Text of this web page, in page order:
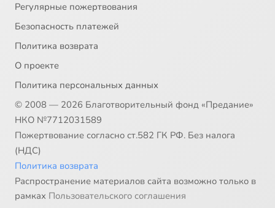
Регулярные пожертвования
Безопасность платежей
Политика возврата
О проекте
Политика персональных данных
© 2008 — 2026 Благотворительный фонд «Предание»
НКО №7712031589
Пожертвование согласно ст.582 ГК РФ. Без налога
(НДС)
Политика возврата
Распространение материалов сайта возможно только в
рамках Пользовательского соглашения